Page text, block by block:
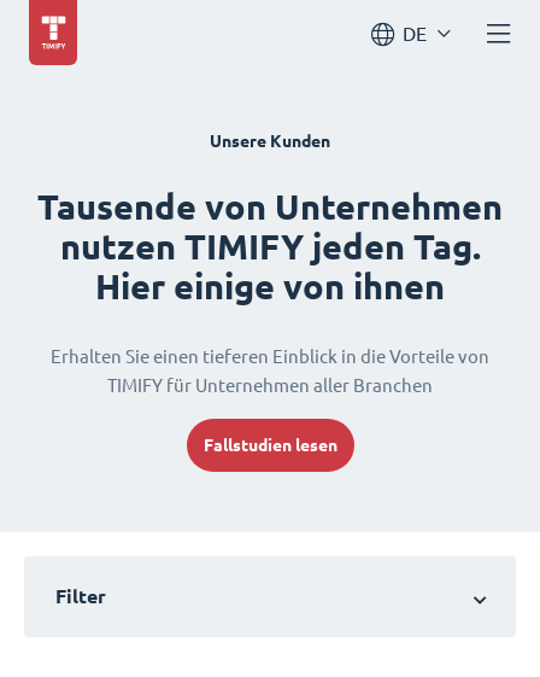
DE
Unsere Kunden
Tausende von Unternehmen
nutzen TIMIFY jeden Tag.
Hier einige von ihnen
Erhalten Sie einen tieferen Einblick in die Vorteile von
TIMIFY für Unternehmen aller Branchen
Fallstudien lesen
Filter